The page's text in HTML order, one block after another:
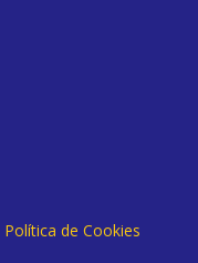
Política de Cookies